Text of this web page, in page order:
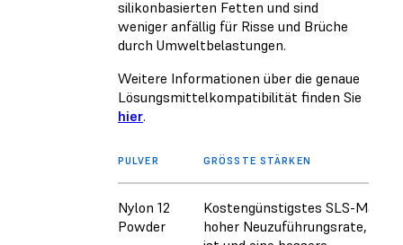
silikonbasierten Fetten und sind
weniger anfällig für Risse und Brüche
durch Umweltbelastungen.
Weitere Informationen über die genaue
Lösungsmittelkompatibilität finden Sie
hier.
PULVER GRÖSSTE STÄRKEN
Nylon 12
Powder
Kostengünstigstes SLS-
hoher Neuzuführungsrate, das